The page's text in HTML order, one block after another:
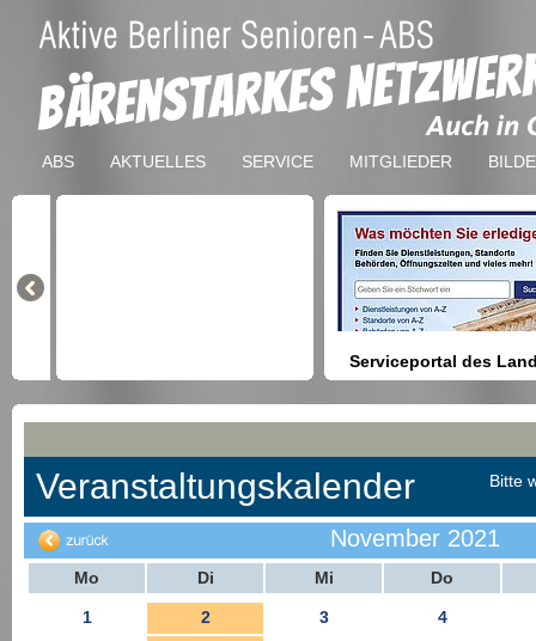
ABS AKTUELLES SERVICE MITGLIEDER
Serviceportal des
Berlin
Anmeldung bei Ämtern usw.
Veranstaltungskalender Bitte
November 2021
Mo Di Mi Do
1 2 3
4